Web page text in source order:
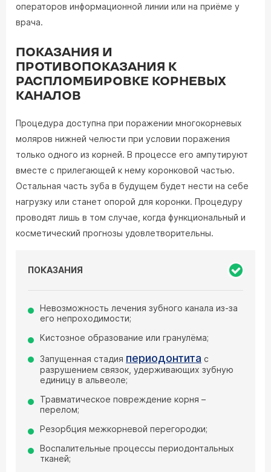
операторов информационной линии или на приёме у
врача.
ПОКАЗАНИЯ И
ПРОТИВОПОКАЗАНИЯ К
РАСПЛОМБИРОВКЕ КОРНЕВЫХ
КАНАЛОВ
Процедура доступна при поражении многокорневых
моляров нижней челюсти при условии поражения
только одного из корней. В процессе его ампутируют
вместе с прилегающей к нему коронковой частью.
Остальная часть зуба в будущем будет нести на себе
нагрузку или станет опорой для коронки. Процедуру
проводят лишь в том случае, когда функциональный и
косметический прогнозы удовлетворительны.
ПОКАЗАНИЯ
Невозможность лечения зубного канала из-за
его непроходимости;
Кистозное образование или гранулёма;
Запущенная стадия периодонтита с
разрушением связок, удерживающих зубную
единицу в альвеоле;
Травматическое повреждение корня –
перелом;
Резорбция межкорневой перегородки;
Воспалительные процессы периодонтальных
тканей;